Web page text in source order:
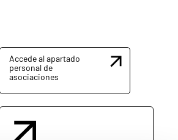
Accede al apartado
personal de
asociaciones